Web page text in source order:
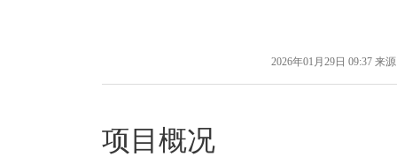
2026年01月29日 09:37 来
项目概况